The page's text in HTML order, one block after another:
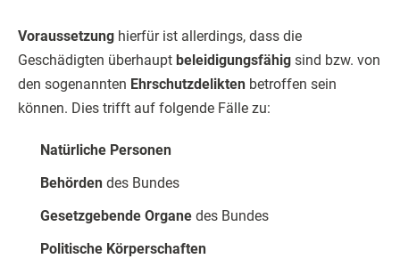
Voraussetzung hierfür ist allerdings, dass die
Geschädigten überhaupt beleidigungsfähig sind bzw. von
den sogenannten Ehrschutzdelikten betroffen sein
können. Dies trifft auf folgende Fälle zu:
Natürliche Personen
Behörden des Bundes
Gesetzgebende Organe des Bundes
Politische Körperschaften